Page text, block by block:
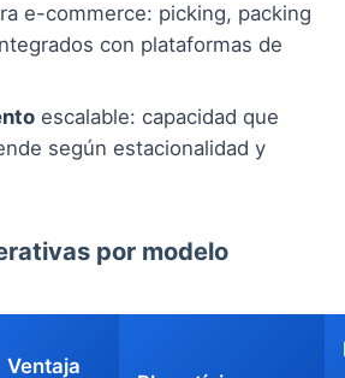
e-commerce: picking, packing
con plataformas de
escalable: capacidad que
según estacionalidad y
por modelo
Ventaja